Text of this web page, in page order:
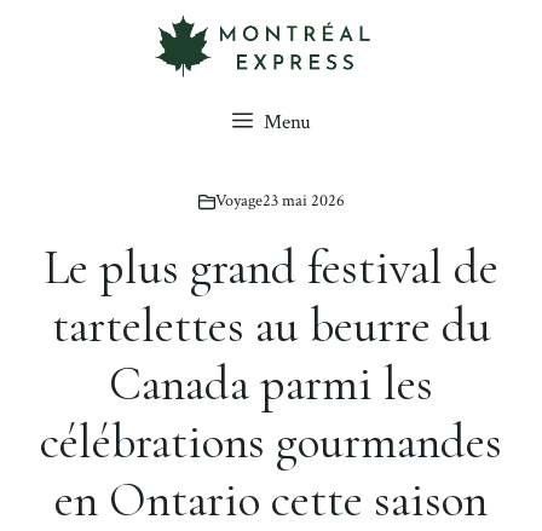
Menu
Voyage23 mai 2026
Le plus grand festival de
tartelettes au beurre du
Canada parmi les
célébrations gourmandes
en Ontario cette saison